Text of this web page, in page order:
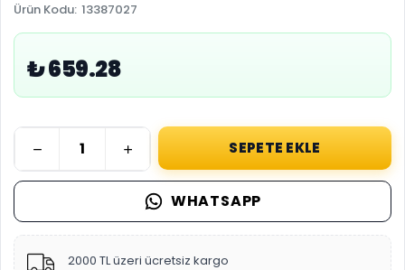
Ürün Kodu: 13387027
₺ 659.28
SEPETE EKLE
WHATSAPP
2000 TL üzeri ücretsiz kargo